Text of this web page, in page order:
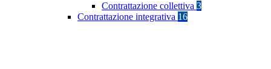
Contrattazione collettiva 3
Contrattazione integrativa 16